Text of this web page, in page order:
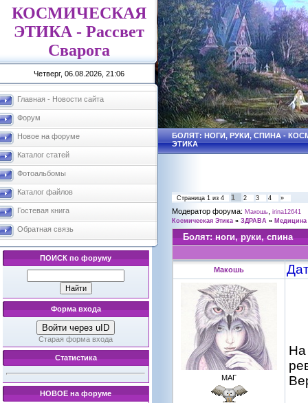
КОСМИЧЕСКАЯ
ЭТИКА - Рассвет
Сварога
Четверг, 06.08.2026, 21:06
Главная - Новости сайта
Форум
Новое на форуме
Каталог статей
Фотоальбомы
Каталог файлов
Гостевая книга
Обратная связь
ПОИСК по форуму
Форма входа
Войти через uID
Старая форма входа
Статистика
НОВОЕ на форуме
БОЛЯТ: НОГИ, РУКИ, СПИНА -
ЭТИКА
Страница 1 из 4 1 2 3 4 »
Модератор форума: Макошь irina12641
Космическая Этика » ЗДРАВА » Медицина
Болят: ноги, руки, спина
Макошь
МАГ
На